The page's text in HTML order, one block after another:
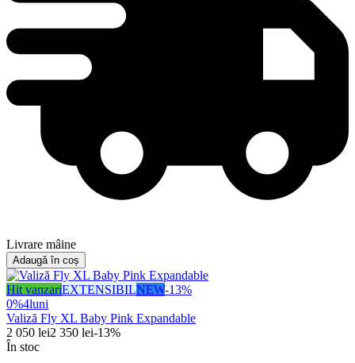
Livrare mâine
Adaugă în coș
Hit vanzariEXTENSIBILNEW-13%
0%4luni
Valiză Fly XL Baby Pink Expandable
2 050 lei2 350 lei-13%
În stoc